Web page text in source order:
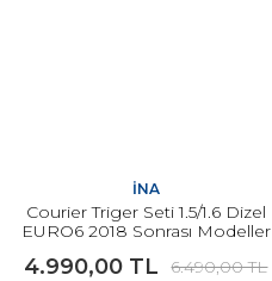
İNA
Courier Triger Seti 1.5/1.6 Dizel
EURO6 2018 Sonrası Modeller
4.990,00 TL 6.490,00 TL